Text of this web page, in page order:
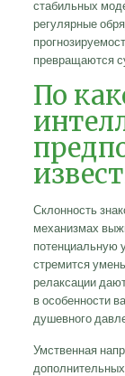
стабильных
регулярные
превращаются
По
Склонность
механизмах
потенциальную
стремится
релаксации
в особенности
душевного
Умственная